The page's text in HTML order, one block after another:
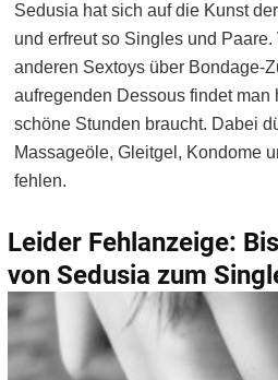
Sedusia hat sich auf die Kunst
und erfreut so Singles und Paare.
anderen Sextoys über Bondage-
aufregenden Dessous findet man
schöne Stunden braucht. Dabei
Massageöle, Gleitgel, Kondome
fehlen.
Leider Fehlanzeige:
von Sedusia zum